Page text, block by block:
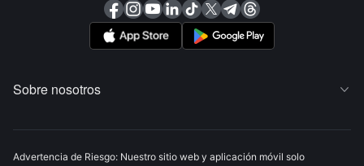
Sobre nosotros 
Advertencia de Riesgo: Nuestro sitio web y aplicación móvil solo